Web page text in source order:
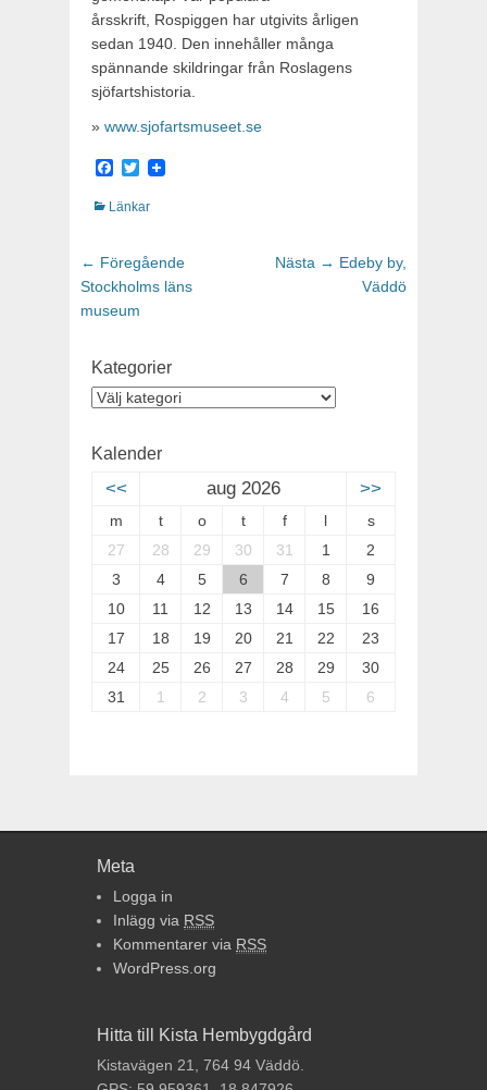
årsskrift, Rospiggen har utgivits årligen
sedan 1940. Den innehåller många
spännande skildringar från Roslagens
sjöfartshistoria.
» www.sjofartsmuseet.se
Facebook
Twitter
Kategorier
Länkar
Inläggsnavigering
← Föregående
inlägg:
Stockholms läns
museum
Nästa → Nästa
inlägg:
Edeby by,
Väddö
Kategorier
Kategorier
Kalender
<< aug 2026 >>
m t o t f l
s
27
28 29 30 31 1
2
3
4 5 6 7 8
9
10
11 12 13 14 15
16
17
18 19 20 21 22
23
24
25 26 27 28 29
30
31
1 2 3 4 5 6
Meta
Logga in
Inlägg via RSS
Kommentarer via RSS
WordPress.org
Hitta till Kista Hembygdgård
Kistavägen 21, 764 94 Väddö.